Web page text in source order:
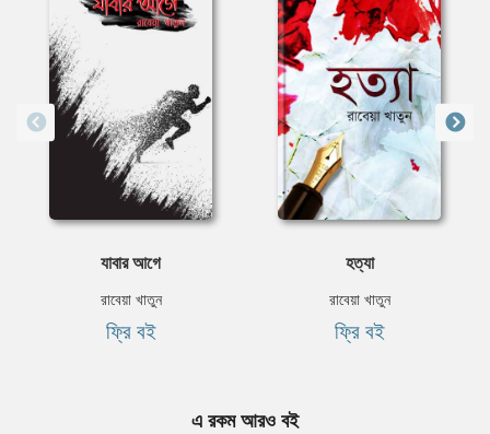
যাবার আগে
রাবেয়া খাতুন
ফ্রি বই
হত্যা
রাবেয়া খাতুন
ফ্রি বই
এ রকম আরও বই